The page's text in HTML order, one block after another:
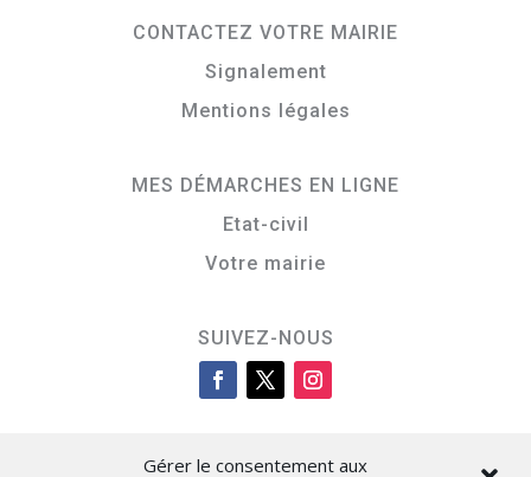
Gérer le consentement aux
CONTACTEZ VOTRE MAIRIE
Signalement
Mentions légales
MES DÉMARCHES EN LIGNE
Etat-civil
Votre mairie
SUIVEZ-NOUS